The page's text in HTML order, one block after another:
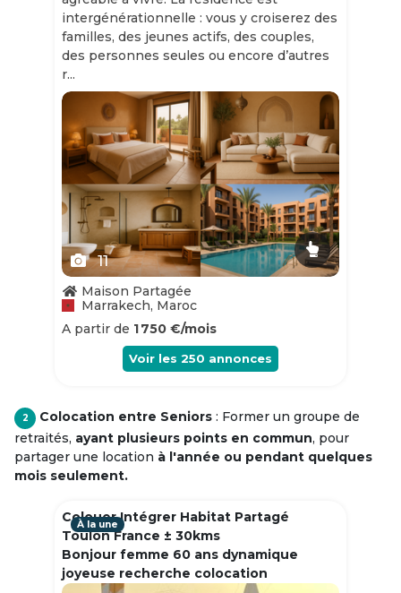
intergénérationnelle : vous y croiserez des
familles, des jeunes actifs, des couples,
des personnes seules ou encore d’autres
r...
Slide 1 of 11
11
Maison Partagée
Marrakech, Maroc
A partir de 1 750 €/mois
Voir les 250 annonces
2 Colocation entre Seniors : Former un groupe de
retraités, ayant plusieurs points en commun, pour
partager une location à l'année ou pendant quelques
mois seulement.
Colouer Intégrer Habitat Partagé
Toulon France ± 30kms
Bonjour femme 60 ans dynamique
joyeuse recherche colocation
À la une